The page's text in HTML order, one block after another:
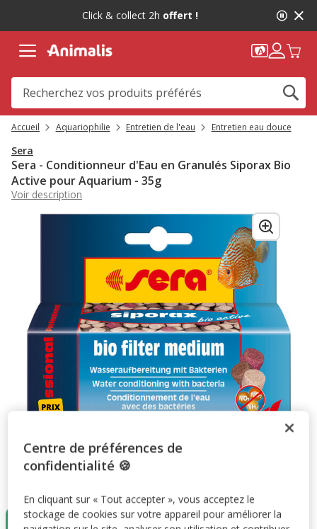
message,
Click & collect 2h offert !
Accueil Aquariophilie Entretien de l'eau Entretien eau douce
Sera
Sera - Conditionneur d'Eau en Granulés Siporax Bio
Active pour Aquarium - 35g
Voir description
35g
Centre de préférences de
confidentialité 🍪
En cliquant sur « Tout accepter », vous acceptez le
stockage de cookies sur votre appareil pour améliorer la